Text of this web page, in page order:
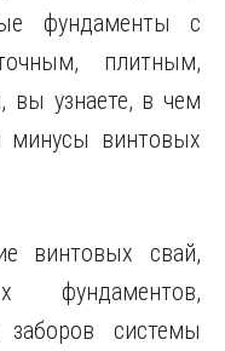
фундаменты с
плитным,
вы узнаете, в чем
винтовых
винтовых свай,
фундаментов,
заборов системы